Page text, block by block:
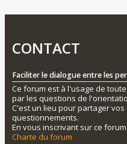
CONTACT
Faciliter le dialogue entre les
Ce forum est à l'usage de
par les questions de
C'est un lieu pour partager
questionnements.
En vous inscrivant sur ce
Charte du forum